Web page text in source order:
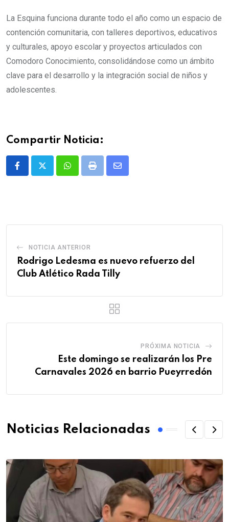
La Esquina funciona durante todo el año como un espacio de
contención comunitaria, con talleres deportivos, educativos
y culturales, apoyo escolar y proyectos articulados con
Comodoro Conocimiento, consolidándose como un ámbito
clave para el desarrollo y la integración social de niños y
adolescentes.
Compartir Noticia:
WhatsappPrint
Share
NOTICIA ANTERIOR
Rodrigo Ledesma es nuevo refuerzo del
Club Atlético Rada Tilly
PRÓXIMA NOTICIA
Este domingo se realizarán los Pre
Carnavales 2026 en barrio Pueyrredón
Noticias Relacionadas